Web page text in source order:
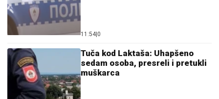
11:54 0
Tuča kod Laktaša: Uhapšeno
sedam osoba, presreli i pretukli
muškarca